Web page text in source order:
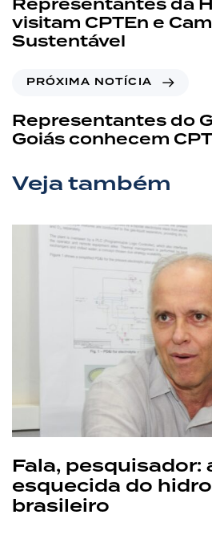
visitam CPTEn e
Sustentável
PRÓXIMA NOTÍCIA
Representantes do
Goiás conhecem
Veja também
Fala, pesquisador:
esquecida do
brasileiro